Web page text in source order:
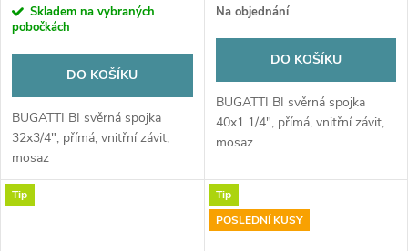
cena:Skladem na vybraných
pobočkách
DO KOŠÍKU
BUGATTI BI svěrná spojka
32x3/4", přímá, vnitřní závit,
mosaz
cena:
Na objednání
DO KOŠÍKU
BUGATTI BI svěrná spojka
40x1 1/4", přímá, vnitřní závit,
mosaz
Tip
Tip
POSLEDNÍ KUSY